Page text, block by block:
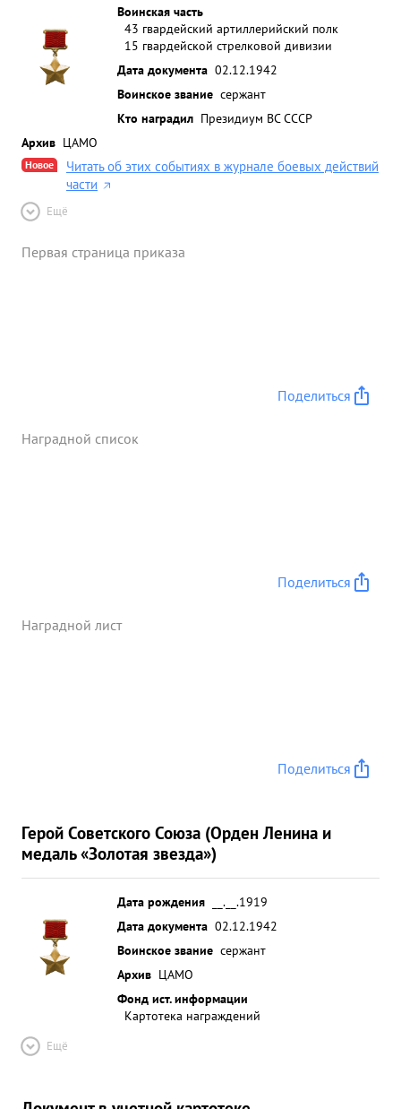
Воинская часть
43 гвардейский артиллерийский полк
15 гвардейской стрелковой дивизии
Дата документа 02.12.1942
Воинское звание сержант
Кто наградил Президиум ВС СССР
Архив ЦАМО
Новое
Читать об этих событиях в журнале боевых действий
части
Ещё
Первая страница приказа
Поделиться
Наградной список
Поделиться
Наградной лист
Поделиться
Герой Советского Союза (Орден Ленина и
медаль «Золотая звезда»)
Дата рождения
__.__.1919
Дата документа 02.12.1942
Воинское звание сержант
Архив ЦАМО
Фонд ист. информации
Картотека награждений
Ещё